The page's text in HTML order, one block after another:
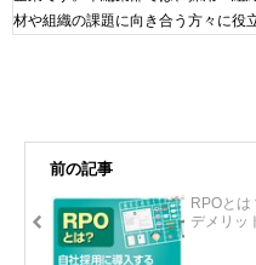
材や組織の課題に向き合う方々に役
前の記事
RPOとは
デメリッ